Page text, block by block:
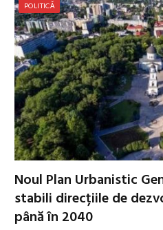
POLITICĂ
Noul Plan Urbanistic
stabili direcțiile de
până în 2040